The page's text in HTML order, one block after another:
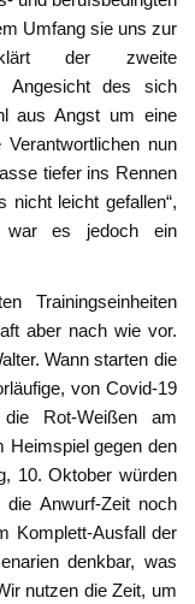
Umfang sie uns zur
der zweite
Angesicht des sich
aus Angst um eine
nun
tiefer ins Rennen
nicht leicht gefallen“,
war es jedoch ein
Trainingseinheiten
aber nach wie vor.
Wann starten die
von Covid-19
Rot-Weißen am
Heimspiel gegen den
10. Oktober würden
Anwurf-Zeit noch
Komplett-Ausfall der
denkbar, was
nutzen die Zeit, um